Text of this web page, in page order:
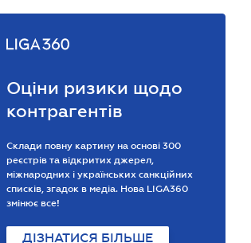
Оціни ризики щодо
контрагентів
Склади повну картину на основі 300
реєстрів та відкритих джерел,
міжнародних і українських санкційних
списків, згадок в медіа. Нова LIGA360
змінює все!
ДІЗНАТИСЯ БІЛЬШЕ